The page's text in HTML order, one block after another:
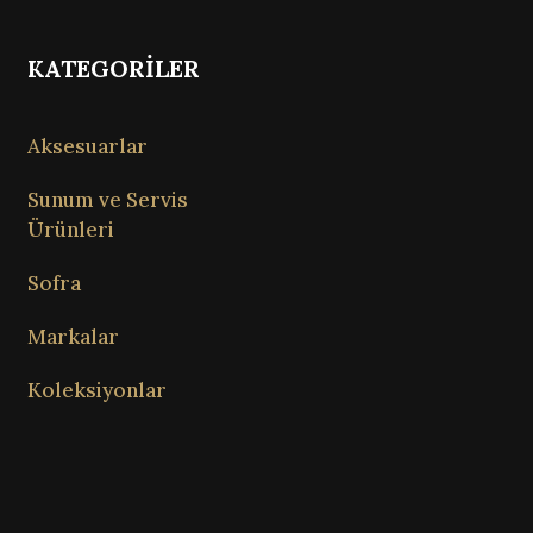
KATEGORİLER
Aksesuarlar
Sunum ve Servis
Ürünleri
Sofra
Markalar
Koleksiyonlar